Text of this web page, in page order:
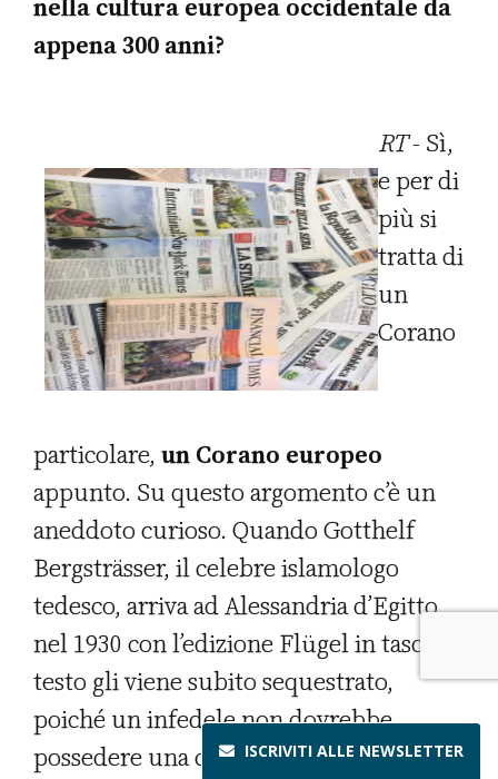
ISCRIVITI ALLE NEWSLETTER
nella cultura europea occidentale da
appena 300 anni?
RT- Sì,
e per di
più si
tratta di
un
Corano
particolare, un Corano europeo
appunto. Su questo argomento c’è un
aneddoto curioso. Quando Gotthelf
Bergsträsser, il celebre islamologo
tedesco, arriva ad Alessandria d’Egitto
nel 1930 con l’edizione Flügel in tasca, il
testo gli viene subito sequestrato,
poiché un infedele non dovrebbe
possedere una copia del Corano. Dopo